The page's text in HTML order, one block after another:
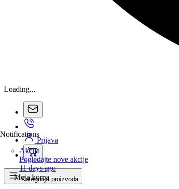
Loading...
Notifications
Akcija
Pogledajte nove akcije
11 days ago
Prijava
Moja korpa
Kategorija proizvoda